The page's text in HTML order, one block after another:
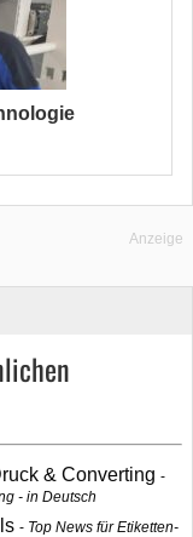
Anzeige
& Converting
- in Deutsch
Top News für Etiketten-